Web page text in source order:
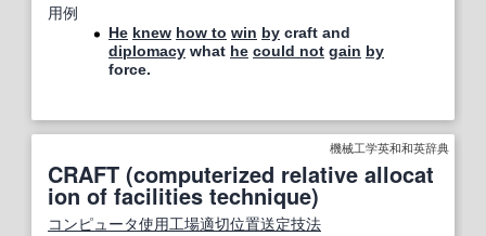
用例
He knew how to win by craft and
diplomacy what he could not gain by
force.
機械工学英和和英辞典
CRAFT (computerized relative allocat
ion of facilities technique)
コンピュータ使用工場適切位置送定技法